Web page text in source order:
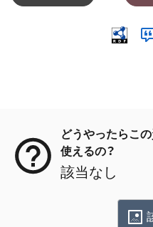
どうやったらこ
使えるの？
該当なし